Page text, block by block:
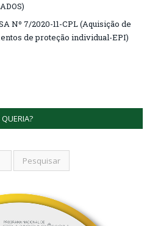
Nº 7/2020-11-CPL (Aquisição de
de proteção individual-EPI)